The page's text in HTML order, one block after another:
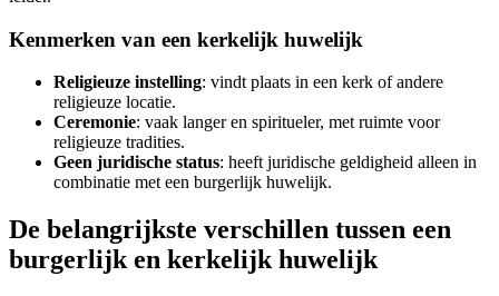
Kenmerken van een kerkelijk huwelijk
Religieuze instelling: vindt plaats in een kerk of andere
religieuze locatie.
Ceremonie: vaak langer en spiritueler, met ruimte voor
religieuze tradities.
Geen juridische status: heeft juridische geldigheid alleen in
combinatie met een burgerlijk huwelijk.
De belangrijkste verschillen tussen een
burgerlijk en kerkelijk huwelijk